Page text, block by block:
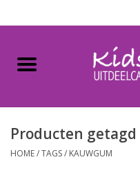
Home
Gevulde capsules & mixen
Producten
HOME/TAGS/ KAUWGUM